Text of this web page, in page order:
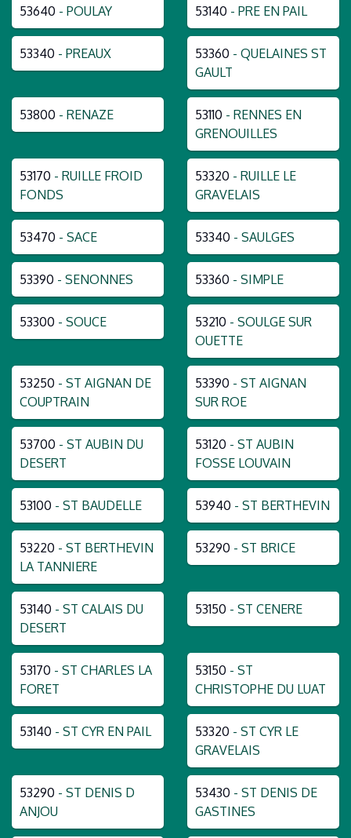
53640 - POULAY 53140 - PRE EN PAIL
53340 - PREAUX 53360 - QUELAINES ST
GAULT
53800 - RENAZE 53110 - RENNES EN
GRENOUILLES
53170 - RUILLE FROID
FONDS
53320 - RUILLE LE
GRAVELAIS
53470 - SACE 53340 - SAULGES
53390 - SENONNES 53360 - SIMPLE
53300 - SOUCE 53210 - SOULGE SUR
OUETTE
53250 - ST AIGNAN DE
COUPTRAIN
53390 - ST AIGNAN
SUR ROE
53700 - ST AUBIN DU
DESERT
53120 - ST AUBIN
FOSSE LOUVAIN
53100 - ST BAUDELLE 53940 - ST BERTHEVIN
53220 - ST BERTHEVIN
LA TANNIERE
53290 - ST BRICE
53140 - ST CALAIS DU
DESERT
53150 - ST CENERE
53170 - ST CHARLES LA
FORET
53150 - ST
CHRISTOPHE DU LUAT
53140 - ST CYR EN PAIL 53320 - ST CYR LE
GRAVELAIS
53290 - ST DENIS D
ANJOU
53430 - ST DENIS DE
GASTINES